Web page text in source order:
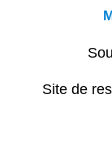
Site de